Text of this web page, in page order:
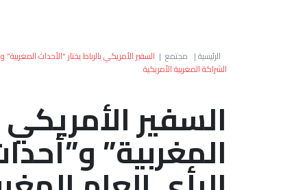
الرئيسية| مجتمع |
الشراكة المغربية الأمريكية
السفير الأمريكي
المغربية”